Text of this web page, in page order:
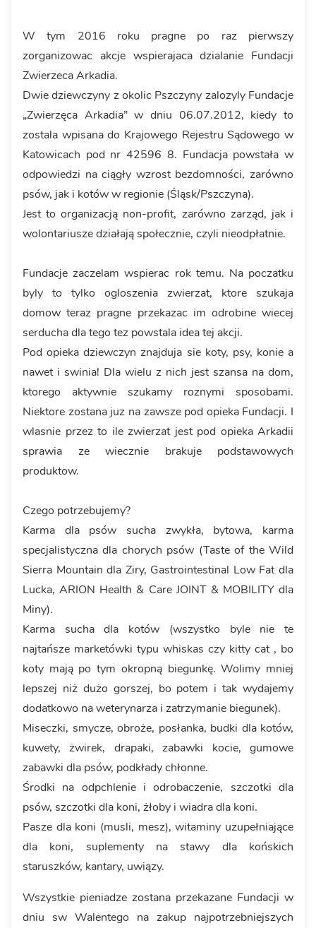
W tym 2016 roku pragne po raz pierwszy
zorganizowac akcje wspierajaca dzialanie Fundacji
Zwierzeca Arkadia.
Dwie dziewczyny z okolic Pszczyny zalozyly Fundacje
„Zwierzęca Arkadia” w dniu 06.07.2012, kiedy to
zostala wpisana do Krajowego Rejestru Sądowego w
Katowicach pod nr 42596 8. Fundacja powstała w
odpowiedzi na ciągły wzrost bezdomności, zarówno
psów, jak i kotów w regionie (Śląsk/Pszczyna).
Jest to organizacją non-profit, zarówno zarząd, jak i
wolontariusze działają społecznie, czyli nieodpłatnie.
Fundacje zaczelam wspierac rok temu. Na poczatku
byly to tylko ogloszenia zwierzat, ktore szukaja
domow teraz pragne przekazac im odrobine wiecej
serducha dla tego tez powstala idea tej akcji.
Pod opieka dziewczyn znajduja sie koty, psy, konie a
nawet i swinia! Dla wielu z nich jest szansa na dom,
ktorego aktywnie szukamy roznymi sposobami.
Niektore zostana juz na zawsze pod opieka Fundacji. I
wlasnie przez to ile zwierzat jest pod opieka Arkadii
sprawia ze wiecznie brakuje podstawowych
produktow.
Czego potrzebujemy?
Karma dla psów sucha zwykła, bytowa, karma
specjalistyczna dla chorych psów (Taste of the Wild
Sierra Mountain dla Ziry, Gastrointestinal Low Fat dla
Lucka, ARION Health & Care JOINT & MOBILITY dla
Miny).
Karma sucha dla kotów (wszystko byle nie te
najtańsze marketówki typu whiskas czy kitty cat , bo
koty mają po tym okropną biegunkę. Wolimy mniej
lepszej niż dużo gorszej, bo potem i tak wydajemy
dodatkowo na weterynarza i zatrzymanie biegunek).
Miseczki, smycze, obroże, posłanka, budki dla kotów,
kuwety, żwirek, drapaki, zabawki kocie, gumowe
zabawki dla psów, podkłady chłonne.
Środki na odpchlenie i odrobaczenie, szczotki dla
psów, szczotki dla koni, żłoby i wiadra dla koni.
Pasze dla koni (musli, mesz), witaminy uzupełniające
dla koni, suplementy na stawy dla końskich
staruszków, kantary, uwiązy.
Wszystkie pieniadze zostana przekazane Fundacji w
dniu sw Walentego na zakup najpotrzebniejszych